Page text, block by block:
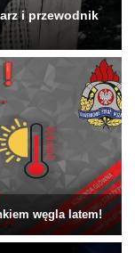
i przewodnik
węgla latem!